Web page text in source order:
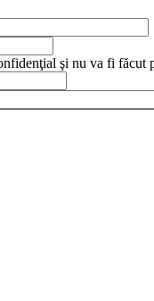
şi nu va fi făcut